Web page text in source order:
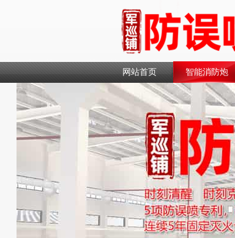
网站首页 智能消防炮
联系我们